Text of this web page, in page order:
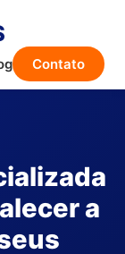
Contato
a